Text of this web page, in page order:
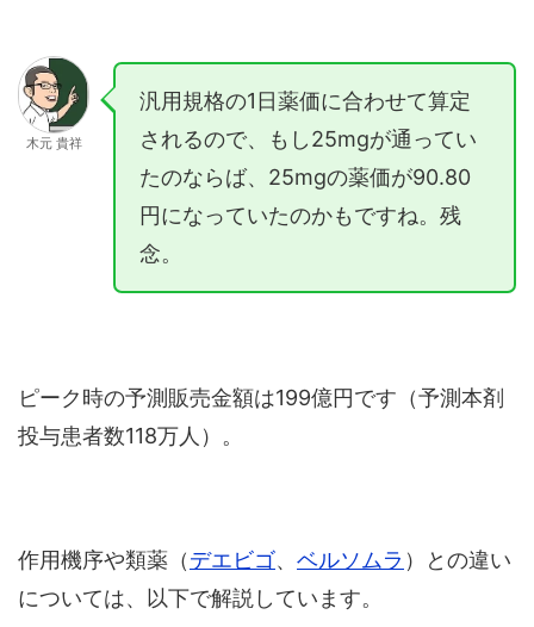
木元 貴祥
汎用規格の1日薬価に合わせて算定
されるので、もし25mgが通ってい
たのならば、25mgの薬価が90.80
円になっていたのかもですね。残
念。
ピーク時の予測販売金額は199億円です（予測本剤
投与患者数118万人）。
作用機序や類薬（デエビゴ、 ベルソムラ ）との違い
については、以下で解説しています。